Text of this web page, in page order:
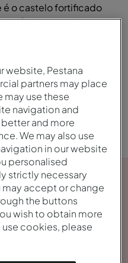
é o castelo fortificado
que pode
website, Pestana
partners may place
may use these
navigation and
and more
We may also use
in our website
personalised
strictly necessary
accept or change
the buttons
wish to obtain more
cookies, please